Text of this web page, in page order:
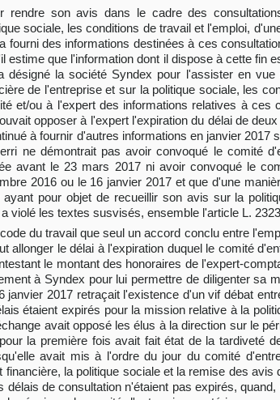
rendre son avis dans le cadre des
sociale, les conditions de travail et l'emploi,
fourni des informations destinées à ces
estime que l'information dont il dispose à cette fin
la société Syndex pour l'assister en vue
de l'entreprise et sur la politique sociale, les
et/ou à l'expert des informations relatives à ces
opposer à l'expert l'expiration du délai de
à fournir d'autres informations en janvier 2017
ne démontrait pas avoir convoqué le comité
avant le 23 mars 2017 ni avoir convoqué le
2016 ou le 16 janvier 2017 et que d'une
pour objet de recueillir son avis sur la
violé les textes susvisés, ensemble l'article L.
du travail que seul un accord conclu entre
allonger le délai à l'expiration duquel le comité
le montant des honoraires de l'expert-
à Syndex pour lui permettre de diligenter sa
janvier 2017 retraçait l'existence d'un vif débat
étaient expirés pour la mission relative à la
avait opposé les élus à la direction sur le
la première fois avait fait état de la tardiveté
avait mis à l'ordre du jour du comité
la politique sociale et la remise des
de consultation n'étaient pas expirés,